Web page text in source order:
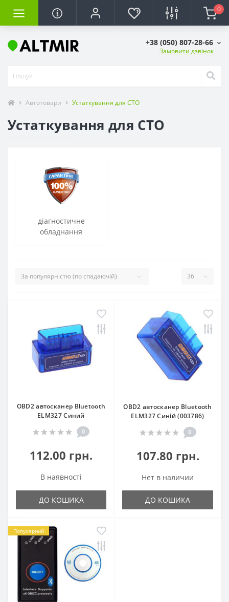
0
+38 (050) 807-28-66
Замовити дзвінок
Автотовари Устаткування для СТО
Устаткування для СТО
діагностичне
обладнання
OBD2 автосканер Bluetooth
ELM327 Синий
0
112.00 грн.
В наявності
ДО КОШИКА
OBD2 автосканер Bluetooth
ELM327 Синій (003786)
0
107.80 грн.
Нет в наличии
ДО КОШИКА
Популярний